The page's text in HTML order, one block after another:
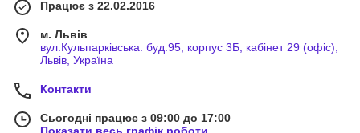
Працює з 22.02.2016
м. Львів
вул.Кульпарківська. буд.95, корпус 3Б, кабінет 29 (офіс),
Львів, Україна
Контакти
Сьогодні працює з 09:00 до 17:00